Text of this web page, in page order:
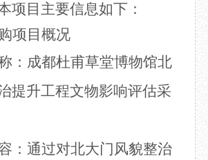
万佛楼
千诗碑
项目主要信息如下：
项目概况
：成都杜甫草堂博物馆北
提升工程文物影响评估采
：通过对北大门风貌整治